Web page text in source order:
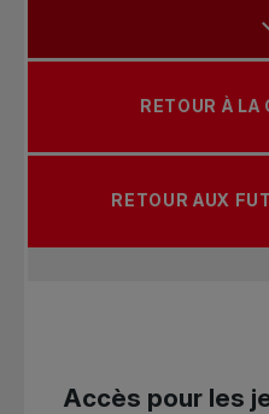
RETOUR À LA
RETOUR AUX
Accès pour les